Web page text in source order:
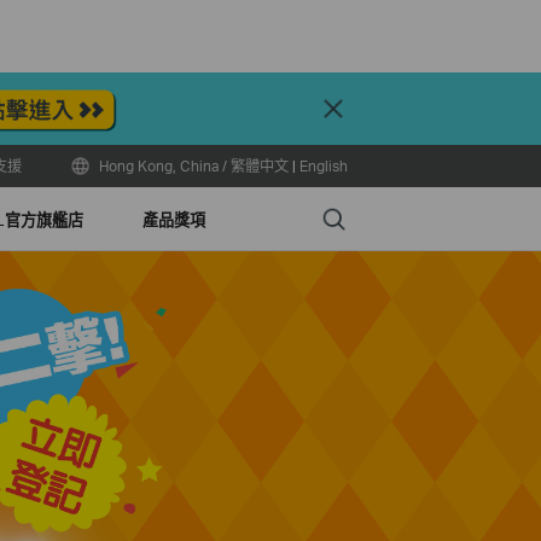
Close
援 Hong Kong, China / 繁體中文 | English
方旗艦店 產品獎項 Search